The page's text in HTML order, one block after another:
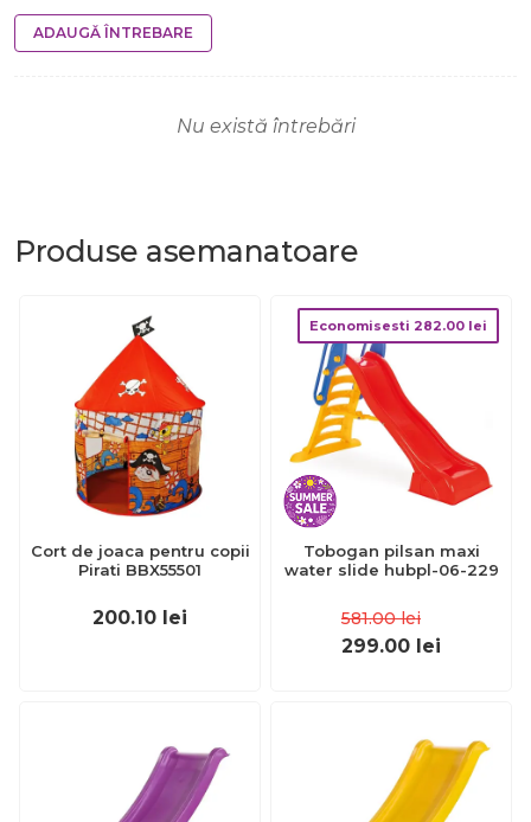
ADAUGĂ ÎNTREBARE
Nu există întrebări
Produse asemanatoare
Cort de joaca pentru copii
Pirati BBX55501
200.10 lei
Economisesti 282.00 lei
Tobogan pilsan maxi
water slide hubpl-06-229
581.00 lei
299.00 lei